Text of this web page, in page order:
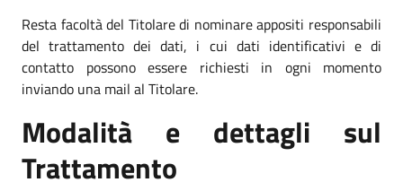
Resta facoltà del Titolare di nominare appositi responsabili
del trattamento dei dati, i cui dati identificativi e di
contatto possono essere richiesti in ogni momento
inviando una mail al Titolare.
Modalità e dettagli sul
Trattamento